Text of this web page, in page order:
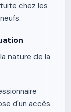
chez les
nature de la
d'un accès